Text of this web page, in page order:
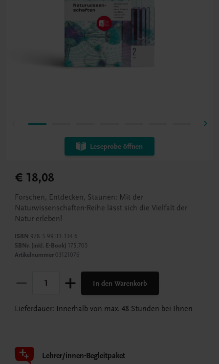
Leseprobe öffnen
€ 18,08
Forschen, Entdecken, Staunen: Mit der
Naturwissenschaften-Reihe lässt sich die Vielfalt der
Natur erleben!
ISBN 978-3-99113-334-6
SBNr. (inkl. E-Book) 175.705
Artikelnummer 03121076
In den Warenkorb
Lieferdauer: Innerhalb von max. 48 Stunden bei Ihnen
Lehrer/innen-Begleitpaket